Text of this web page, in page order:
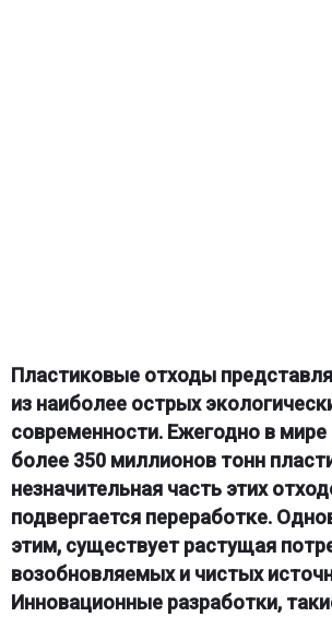
Пластиковые отходы
из наиболее острых
современности. Ежегодно в мире
более 350 миллионов тонн
незначительная часть этих
подвергается переработке.
этим, существует растущая
возобновляемых и чистых
Инновационные разработки,